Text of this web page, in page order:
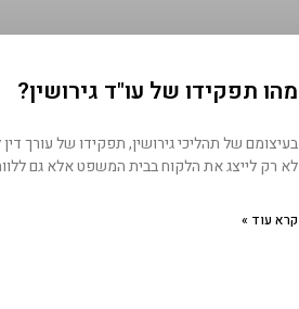
מהו תפקידו של עו"ד גירושין?
בעיצומם של תהליכי גירושין, תפקידו של עורך דין
לא רק לייצג את הלקוח בבית המשפט אלא גם
קרא עוד »